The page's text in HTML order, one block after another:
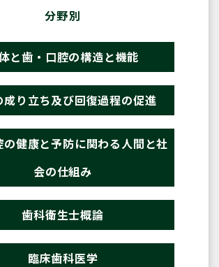
分野別
と歯・口腔の構造と機能
成り立ち及び回復過程の促進
の健康と予防に関わる人間と社
会の仕組み
歯科衛生士概論
臨床歯科医学